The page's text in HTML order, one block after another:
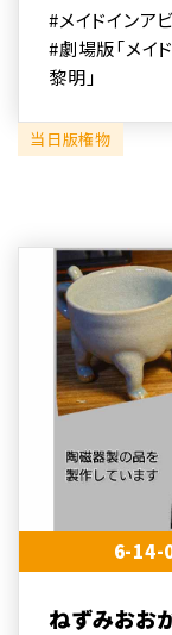
#メイドインア
#劇場版「メイ
黎明」
当日版権物
6-14-
ねずみおお